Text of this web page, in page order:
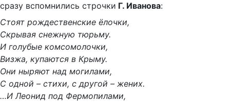
сразу вспомнились строчки Г. Иванова:
Стоят рождественские ёлочки,
Скрывая снежную тюрьму.
И голубые комсомолочки,
Визжа, купаются в Крыму.
Они ныряют над могилами,
С одной – стихи, с другой – жених.
…И Леонид под Фермопилами,